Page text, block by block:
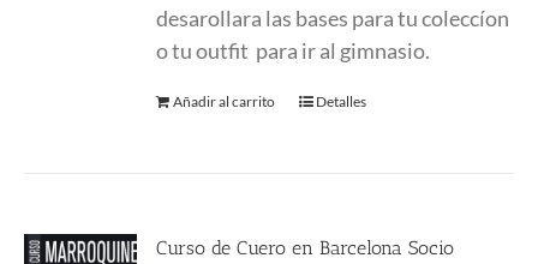
desarollara las bases para tu coleccíon
o tu outfit para ir al gimnasio.
Añadir al carrito Detalles
Curso de Cuero en Barcelona Socio